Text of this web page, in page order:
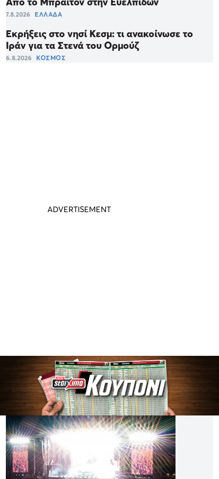
7.8.2026 ΕΛΛΑΔΑ
Εκρήξεις στο νησί Κεσμ: τι ανακοίνωσε το
Ιράν για τα Στενά του Ορμούζ
6.8.2026 ΚΟΣΜΟΣ